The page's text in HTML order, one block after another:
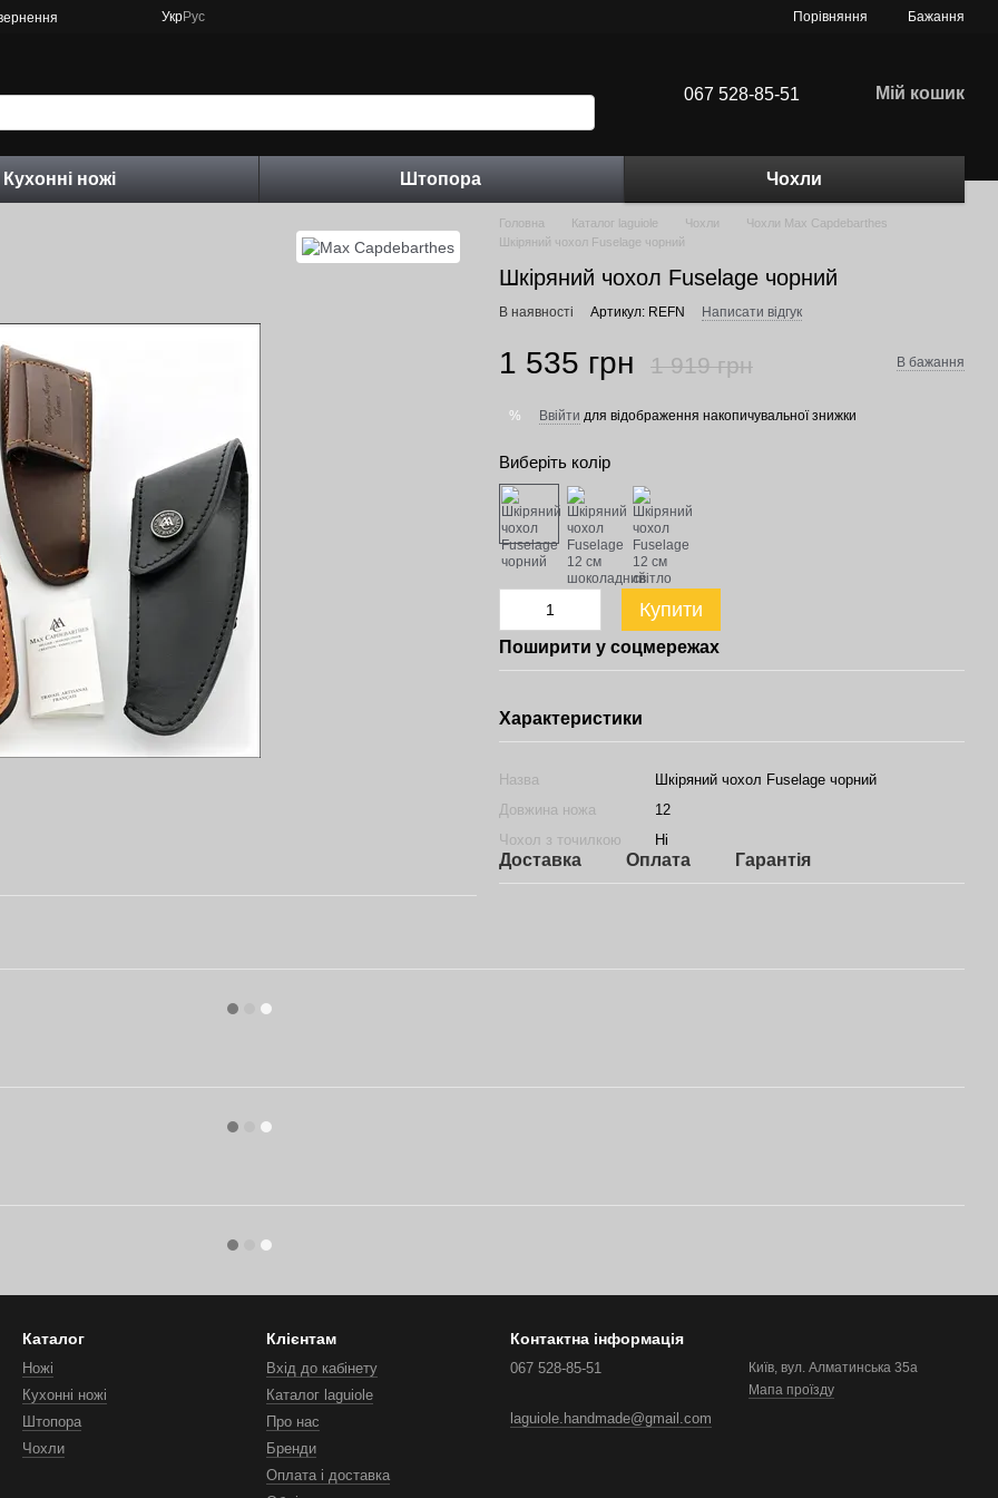
УкрРус Порівняння Бажання
067 528-85-51
Мій кошик
Кухонні ножі Штопора Чохли
Головна Каталог laguiole Чохли
Чохли Max Capdebarthes
Шкіряний чохол Fuselage чорний
Шкіряний чохол Fuselage чорний
В наявності Артикул: REFN Написати відгук
1 535 грн 1 919 грн В бажання
% Ввійти для відображення накопичувальної знижки
Виберіть колір
Купити
Поширити у соцмережах
Характеристики
Назва
Шкіряний чохол Fuselage чорний
Довжина ножа
12
Чохол з точилкою
Ні
Доставка Оплата Гарантія
Каталог
Ножі
Кухонні ножі
Штопора
Чохли
Клієнтам
Вхід до кабінету
Каталог laguiole
Про нас
Бренди
Оплата і доставка
Контактна інформація
067 528-85-51
laguiole.handmade@gmail.com
Київ, вул. Алматинська 35а
Мапа проїзду